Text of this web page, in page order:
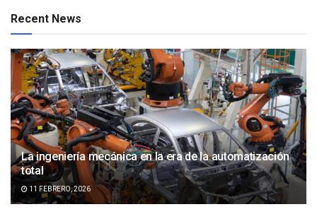
Recent News
La ingeniería mecánica en la era de la automatización
total
11 FEBRERO, 2026